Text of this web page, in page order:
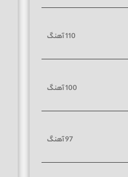
110 آهنگ
100 آهنگ
97 آهنگ